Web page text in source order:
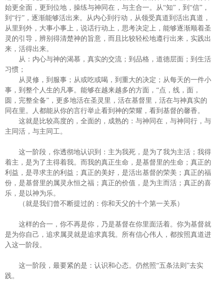
始更全面，更到位地，操练与神同在，与主合一。从“知”，到“信”，
到“行”，逐渐能够活出来。从内心到行动，从领受真道到活出真道，
从里到外，大事小事上，说话行动上，思考决定上，能够逐渐顺着圣
灵的引导，辨别得清楚神的旨意，而且比较轻松地遵行出来，实践出
来，活得出来。
从：内心与神的渴慕，真实的交流；到品格，道德层面；到生活
习惯；
从灵修，到服事；从或吃或喝，到重大的决定；从每天的一件小
事，到整个人生的凡事。能够在越来越多的方面，“点，线，面，
圆，完整全备”，更多地活在圣灵里，活在基督里，活在与神真实的
同在里。人都能从你的言行举止看到神的荣耀，看到基督的馨香。
这就是比较高度的，全面的，成熟的：与神同在，与神同行，与
主同活，与主同工。
这一阶段，你透彻地认识到：主为我死，是为了我为主活；我得
着主，是为了主得着我。而我的真正生命，是基督里的生命；真正的
利益，是寻求主的利益；真正的美好，是活出基督的荣美；真正的福
份，是基督里的属灵永恒之福；真正的价值，是为主而活；真正的喜
乐，是以神为乐。
（就是我们曾不断提过的：你和天父的十个第一关系）
这样的合一，你不再是你，乃是基督在你里面活着。你为基督就
是为你自己，追求属灵就是追求真我。所有信心伟人，都按照真道进
入这一阶段。
这一阶段，最要紧的是：认识和心态。仍然照“五条法则”去实
践。